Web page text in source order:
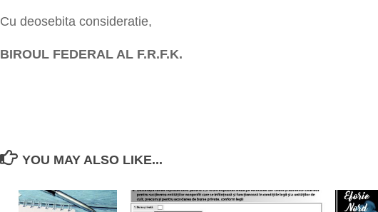
Cu deosebita consideratie,
BIROUL FEDERAL AL F.R.F.K.
YOU MAY ALSO LIKE...